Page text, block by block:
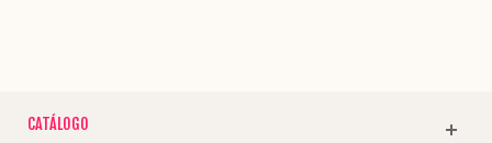
CATÁLOGO